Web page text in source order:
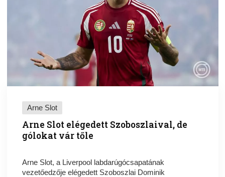
Arne Slot
Arne Slot elégedett Szoboszlaival, de
gólokat vár tőle
Arne Slot, a Liverpool labdarúgócsapatának
vezetőedzője elégedett Szoboszlai Dominik